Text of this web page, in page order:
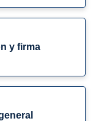
y firma